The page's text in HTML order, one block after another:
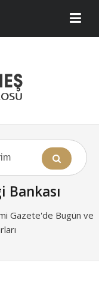
Gazete'de Bugün ve